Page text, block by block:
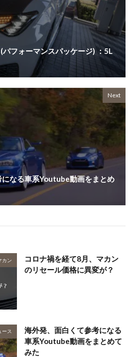
パフォーマンスパッケージ) ：5L
Next
なる車系Youtube動画をまとめ
カン
コロナ禍を経て8月、マカン
のリセール価格に異変が？
ース
海外発、面白くて参考になる
車系Youtube動画をまとめて
みた